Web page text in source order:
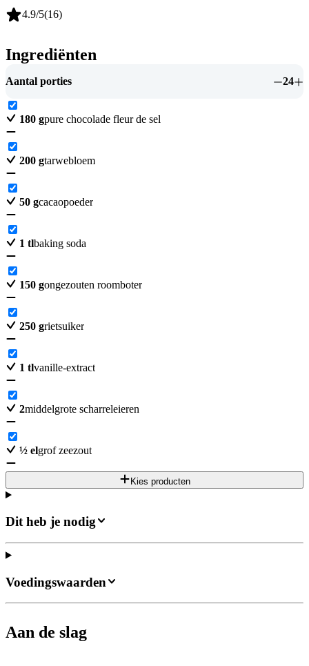
4.9/5(16)
Ingrediënten
Aantal porties 24
180 gpure chocolade fleur de sel
200 gtarwebloem
50 gcacaopoeder
1 tlbaking soda
150 gongezouten roomboter
250 grietsuiker
1 tlvanille-extract
2middelgrote scharreleieren
½ elgrof zeezout
Kies producten
Dit heb je nodig
Aan de slag
Voedingswaarden